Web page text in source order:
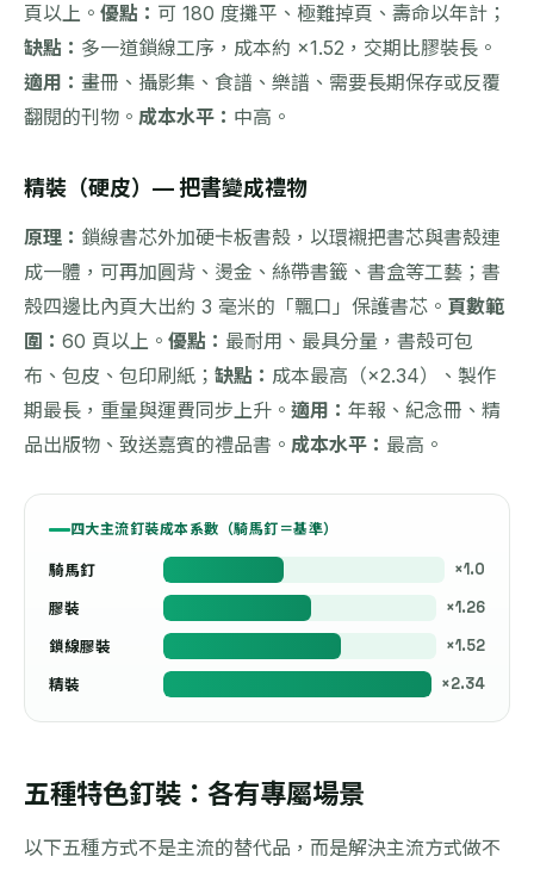
頁以上。 優點： 可 180 度攤平、極難掉頁、壽命以年計；
缺點： 多一道鎖線工序，成本約 ×1.52，交期比膠裝長。
適用： 畫冊、攝影集、食譜、樂譜、需要長期保存或反覆
翻閱的刊物。 成本水平： 中高。
精裝（硬皮）— 把書變成禮物
原理： 鎖線書芯外加硬卡板書殼，以環襯把書芯與書殼連
成一體，可再加圓背、燙金、絲帶書籤、書盒等工藝；書
殼四邊比內頁大出約 3 毫米的「飄口」保護書芯。 頁數範
圍： 60 頁以上。 優點： 最耐用、最具分量，書殼可包
布、包皮、包印刷紙； 缺點： 成本最高（×2.34）、製作
期最長，重量與運費同步上升。 適用： 年報、紀念冊、精
品出版物、致送嘉賓的禮品書。 成本水平： 最高。
四大主流釘裝成本系數（騎馬釘＝基準）
騎馬釘 ×1.0
膠裝 ×1.26
鎖線膠裝 ×1.52
精裝 ×2.34
五種特色釘裝：各有專屬場景
以下五種方式不是主流的替代品，而是解決主流方式做不